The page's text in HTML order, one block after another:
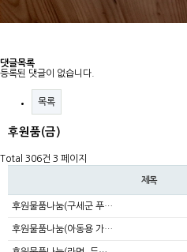
댓글목록
등록된 댓글이 없습니다.
목록
후원품(금)
Total 306건 3 페이지
제목
후원물품나눔(구세군 푸…
후원물품나눔(아동용 가…